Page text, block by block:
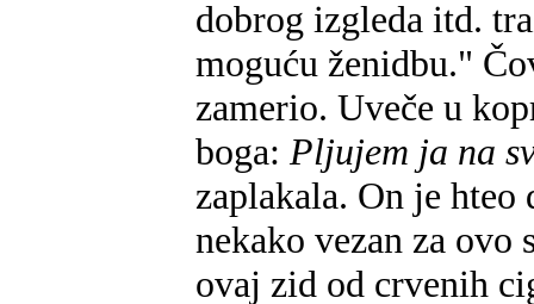
dobrog izgleda itd.
moguću ženidbu."
zamerio. Uveče u
boga: Pljujem ja na
zaplakala. On je hteo
nekako vezan za ovo
ovaj zid od crvenih